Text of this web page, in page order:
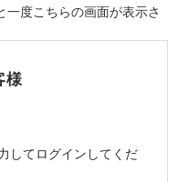
度こちらの画面が表示さ
様
してログインしてくだ